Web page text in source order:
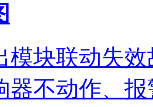
模块联动失效
器不动作、